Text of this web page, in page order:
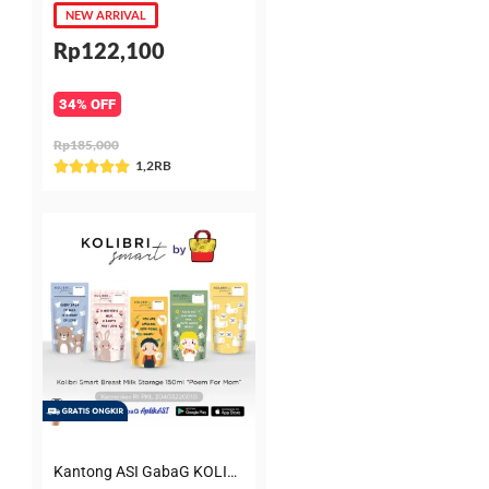
NEW ARRIVAL
Rp122,100
34% OFF
Rp185,000
Rated
of
1,2RB
Kantong ASI GabaG KOLIBRI KASIP 150 ml Poem for Mom